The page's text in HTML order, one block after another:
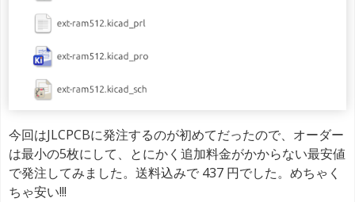
今回はJLCPCBに発注するのが初めてだったので、オーダー
は最小の5枚にして、とにかく追加料金がかからない最安値
で発注してみました。送料込みで 437 円でした。めちゃく
ちゃ安い!!!